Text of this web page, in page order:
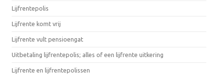
Lijfrentepolis
Lijfrente komt vrij
Lijfrente vult pensioengat
Uitbetaling lijfrentepolis; alles of een lijfrente uitkering
Lijfrente en lijfrentepolissen